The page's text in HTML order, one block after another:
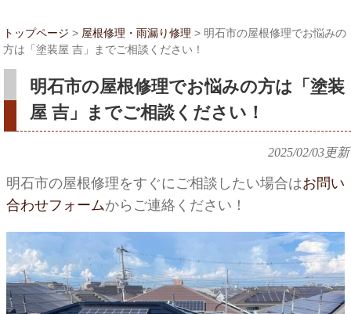
トップページ > 屋根修理・雨漏り修理 > 明石市の屋根修理でお悩みの
方は「塗装屋 吉」までご相談ください！
明石市の屋根修理でお悩みの方は「塗装
屋 吉」までご相談ください！
2025/02/03更新
明石市の屋根修理をすぐにご相談したい場合はお問い
合わせフォームからご連絡ください！